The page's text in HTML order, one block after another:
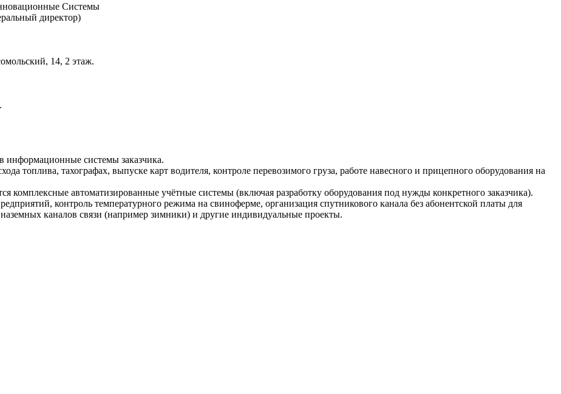
Системы
директор)
14, 2 этаж.
информационные системы заказчика.
топлива, тахографах, выпуске карт водителя, контроле перевозимого груза, работе навесного и прицепного оборудования на
комплексные автоматизированные учётные системы (включая разработку оборудования под нужды конкретного заказчика).
контроль температурного режима на свиноферме, организация спутникового канала без абонентской платы для
каналов связи (например зимники) и другие индивидуальные проекты.